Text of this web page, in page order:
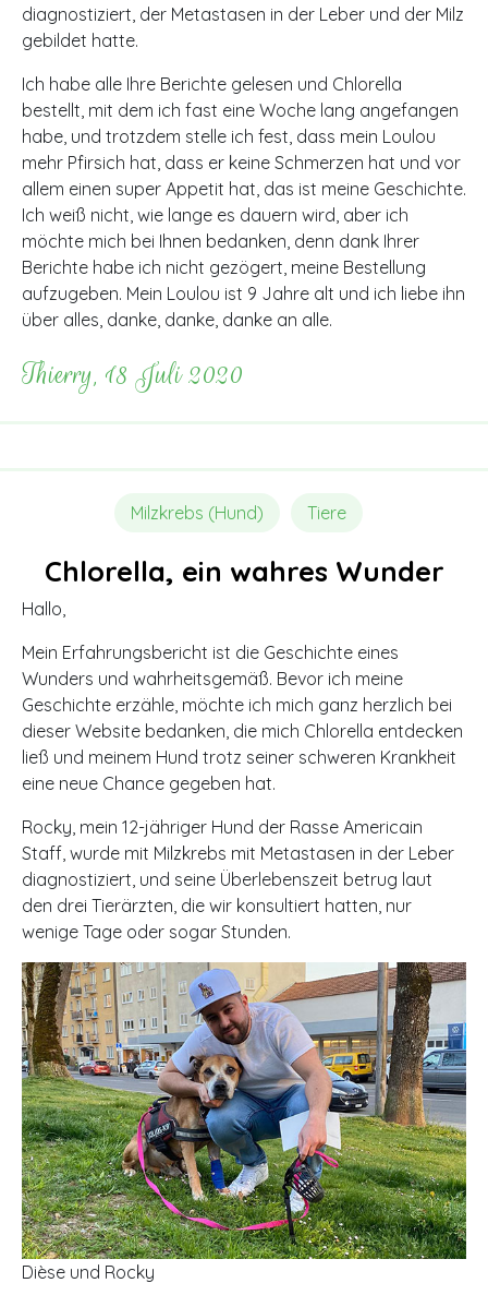
diagnostiziert, der Metastasen in der Leber und der Milz
gebildet hatte.
Ich habe alle Ihre Berichte gelesen und Chlorella
bestellt, mit dem ich fast eine Woche lang angefangen
habe, und trotzdem stelle ich fest, dass mein Loulou
mehr Pfirsich hat, dass er keine Schmerzen hat und vor
allem einen super Appetit hat, das ist meine Geschichte.
Ich weiß nicht, wie lange es dauern wird, aber ich
möchte mich bei Ihnen bedanken, denn dank Ihrer
Berichte habe ich nicht gezögert, meine Bestellung
aufzugeben. Mein Loulou ist 9 Jahre alt und ich liebe ihn
über alles, danke, danke, danke an alle.
Thierry, 18 Juli 2020
Milzkrebs (Hund) Tiere
Chlorella, ein wahres Wunder
Hallo,
Mein Erfahrungsbericht ist die Geschichte eines
Wunders und wahrheitsgemäß. Bevor ich meine
Geschichte erzähle, möchte ich mich ganz herzlich bei
dieser Website bedanken, die mich Chlorella entdecken
ließ und meinem Hund trotz seiner schweren Krankheit
eine neue Chance gegeben hat.
Rocky, mein 12-jähriger Hund der Rasse Americain
Staff, wurde mit Milzkrebs mit Metastasen in der Leber
diagnostiziert, und seine Überlebenszeit betrug laut
den drei Tierärzten, die wir konsultiert hatten, nur
wenige Tage oder sogar Stunden.
Dièse und Rocky